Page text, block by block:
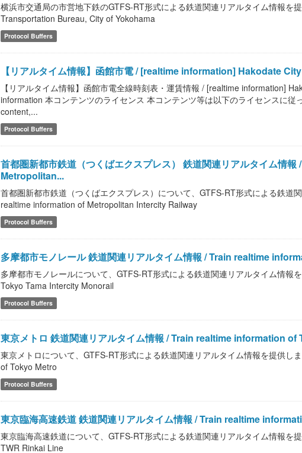
横浜市交通局の市営地下鉄のGTFS-RT形式による鉄道関連リアルタイム情報を
Transportation Bureau, City of Yokohama
Protocol Buffers
【リアルタイム情報】函館市電 / [realtime information] Hakodate
【リアルタイム情報】函館市電全線時刻表・運賃情報 / [realtime information]
information 本コンテンツのライセンス 本コンテンツ等は以下のライセンスに従
content,...
Protocol Buffers
首都圏新都市鉄道（つくばエクスプレス） 鉄道関連リアルタイム情
Metropolitan...
首都圏新都市鉄道（つくばエクスプレス）について、GTFS-RT形式による鉄道
realtime information of Metropolitan Intercity Railway
Protocol Buffers
多摩都市モノレール 鉄道関連リアルタイム情報 / Train realtime
多摩都市モノレールについて、GTFS-RT形式による鉄道関連リアルタイム情報
Tokyo Tama Intercity Monorail
Protocol Buffers
東京メトロ 鉄道関連リアルタイム情報 / Train realtime information of
東京メトロについて、GTFS-RT形式による鉄道関連リアルタイム情報を提供し
of Tokyo Metro
Protocol Buffers
東京臨海高速鉄道 鉄道関連リアルタイム情報 / Train realtime
東京臨海高速鉄道について、GTFS-RT形式による鉄道関連リアルタイム情報を
TWR Rinkai Line